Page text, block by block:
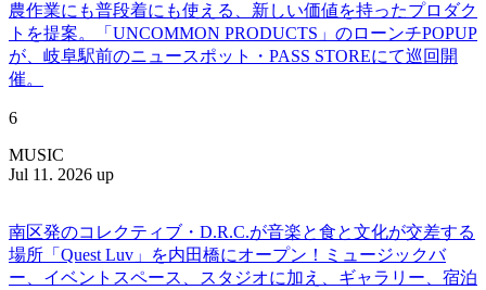
農作業にも普段着にも使える、新しい価値を持ったプロダク
トを提案。「UNCOMMON PRODUCTS」のローンチPOPUP
が、岐阜駅前のニュースポット・PASS STOREにて巡回開
催。
6
MUSIC
Jul 11. 2026 up
南区発のコレクティブ・D.R.C.が⾳楽と⾷と⽂化が交差する
場所「Quest Luv」を内田橋にオープン！ミュージックバ
ー、イベントスペース、スタジオに加え、ギャラリー、宿泊